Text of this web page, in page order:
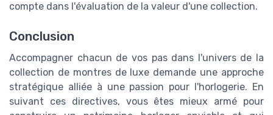
compte dans l'évaluation de la valeur d'une collection.
Conclusion
Accompagner chacun de vos pas dans l'univers de la
collection de montres de luxe demande une approche
stratégique alliée à une passion pour l'horlogerie. En
suivant ces directives, vous êtes mieux armé pour